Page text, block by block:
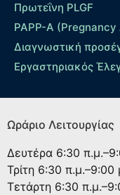
Πρωτεΐνη PLGF
PAPP-A
Διαγνωστική
Εργαστηριακός
Ωράριο Λειτουργίας
Δευτέρα 6:30
Τρίτη 6:30 π.μ.–9:00
Τετάρτη 6:30